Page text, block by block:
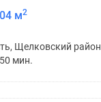
м2
Щелковский район
50 мин.